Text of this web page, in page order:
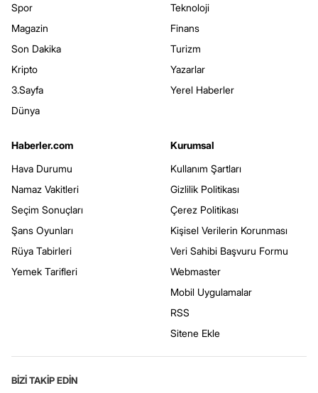
Spor
Magazin
Son Dakika
Kripto
3.Sayfa
Dünya
Teknoloji
Finans
Turizm
Yazarlar
Yerel Haberler
Haberler.com
Hava Durumu
Namaz Vakitleri
Seçim Sonuçları
Şans Oyunları
Rüya Tabirleri
Yemek Tarifleri
Kurumsal
Kullanım Şartları
Gizlilik Politikası
Çerez Politikası
Kişisel Verilerin Korunması
Veri Sahibi Başvuru Formu
Webmaster
Mobil Uygulamalar
RSS
Sitene Ekle
BİZİ TAKİP EDİN